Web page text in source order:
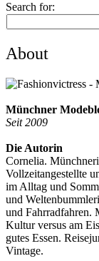
Search for:
About
Münchner
Seit 2009
Die Autorin
Cornelia.
Vollzeitangestellte
im Alltag und
und
und Fahrradfahren.
Kultur versus am
gutes Essen.
Vintage.